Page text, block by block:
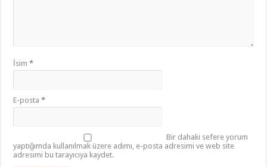
İsim*
E-posta*
Bir dahaki sefere yorum
yaptığımda kullanılmak üzere adımı, e-posta adresimi ve web site
adresimi bu tarayıcıya kaydet.